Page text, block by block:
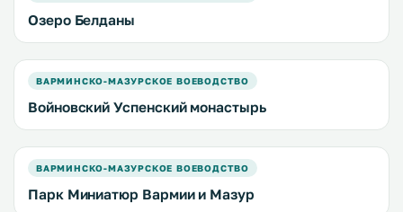
Озеро Белданы
ВАРМИНСКО-МАЗУРСКОЕ ВОЕВОДСТВО
Войновский Успенский монастырь
ВАРМИНСКО-МАЗУРСКОЕ ВОЕВОДСТВО
Парк Миниатюр Вармии и Мазур